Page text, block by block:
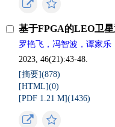
基于FPGA的LEO卫
罗艳飞，冯智波，谭家乐
2023, 46(21):43-48.
[摘要](878)
[HTML](0)
[PDF 1.21 M](1436)